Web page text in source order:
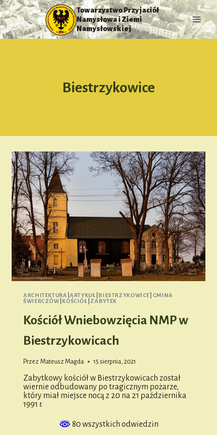
Przejdź
do
treści
Towarzystwo Przyjaciół
Namysłowa i Ziemi
Namysłowskiej
Biestrzykowice
ARCHITEKTURA |ARTYKUŁ BIESTRZYKOWICE
GMINA
ŚWIERCZÓW KOŚCIÓŁ ZABYTEK
Kościół Wniebowzięcia NMP w
Biestrzykowicach
Przez Mateusz Magda 15 sierpnia, 2021
Zabytkowy kościół w Biestrzykowicach został
wiernie odbudowany po tragicznym pożarze,
który miał miejsce nocą z 20 na 21 października
1991 r.
80 wszystkich odwiedzin